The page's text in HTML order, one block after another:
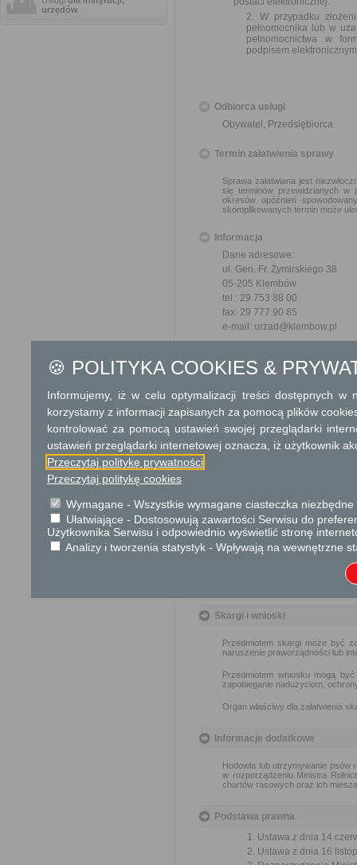
urzędów
2. W przypadku
pełnomocnika lub w
pełnomocnictwa w
podpisem
Odbiorca usługi
Obywatel, Przedsiębiorca
Termin załatwienia sprawy
Sprawa załatwiana jest
się terminów przewidzianych w
okresów opóźnień
skomplikowanych termin może
Informacja
Dane adresowe:
ul. Gen. Fr. Żymirskiego 38
05-205 Klembów
tel.: 29 753 88 00
fax: 29 777 90 85
e-mail: urzad@klembow.pl
Pon: 8:00 - 17:00
Pt: 8:00 - 15:00
Dodatkowe
Opłata
opłata skarbowa za
Tryb odwoławczy
Od decyzji udzielającej
odwołanie do właściwego
terminie 14 dni od daty jej
Skargi i wnioski
Przedmiotem skargi może być
naruszenie praworządności lub
Przedmiotem wniosku mogą
zapobieganie nadużyciom,
Organ właściwy dla załatwienia
Informacje dodatkowe
Hodowla lub utrzymywanie psów
w rozporządzeniu Ministra
chartów rasowych oraz ich
Podstawa prawna
Ustawa z dnia 14
Ustawa z dnia 16
🍪 POLITYKA COOKIES &
Informujemy, iż w celu optymalizacji treści dostępnych w
korzystamy z informacji zapisanych za pomocą plików
kontrolować za pomocą ustawień swojej przeglądarki
ustawień przeglądarki internetowej oznacza, iż użytkownik
Przeczytaj politykę prywatności
Przeczytaj politykę cookies
Wymagane - Wszystkie wymagane ciasteczka
Ułatwiające - Dostosowują zawartości Serwisu do
Użytkownika Serwisu i odpowiednio wyświetlić stronę
Analizy i tworzenia statystyk - Wpływają na wewnętrzne